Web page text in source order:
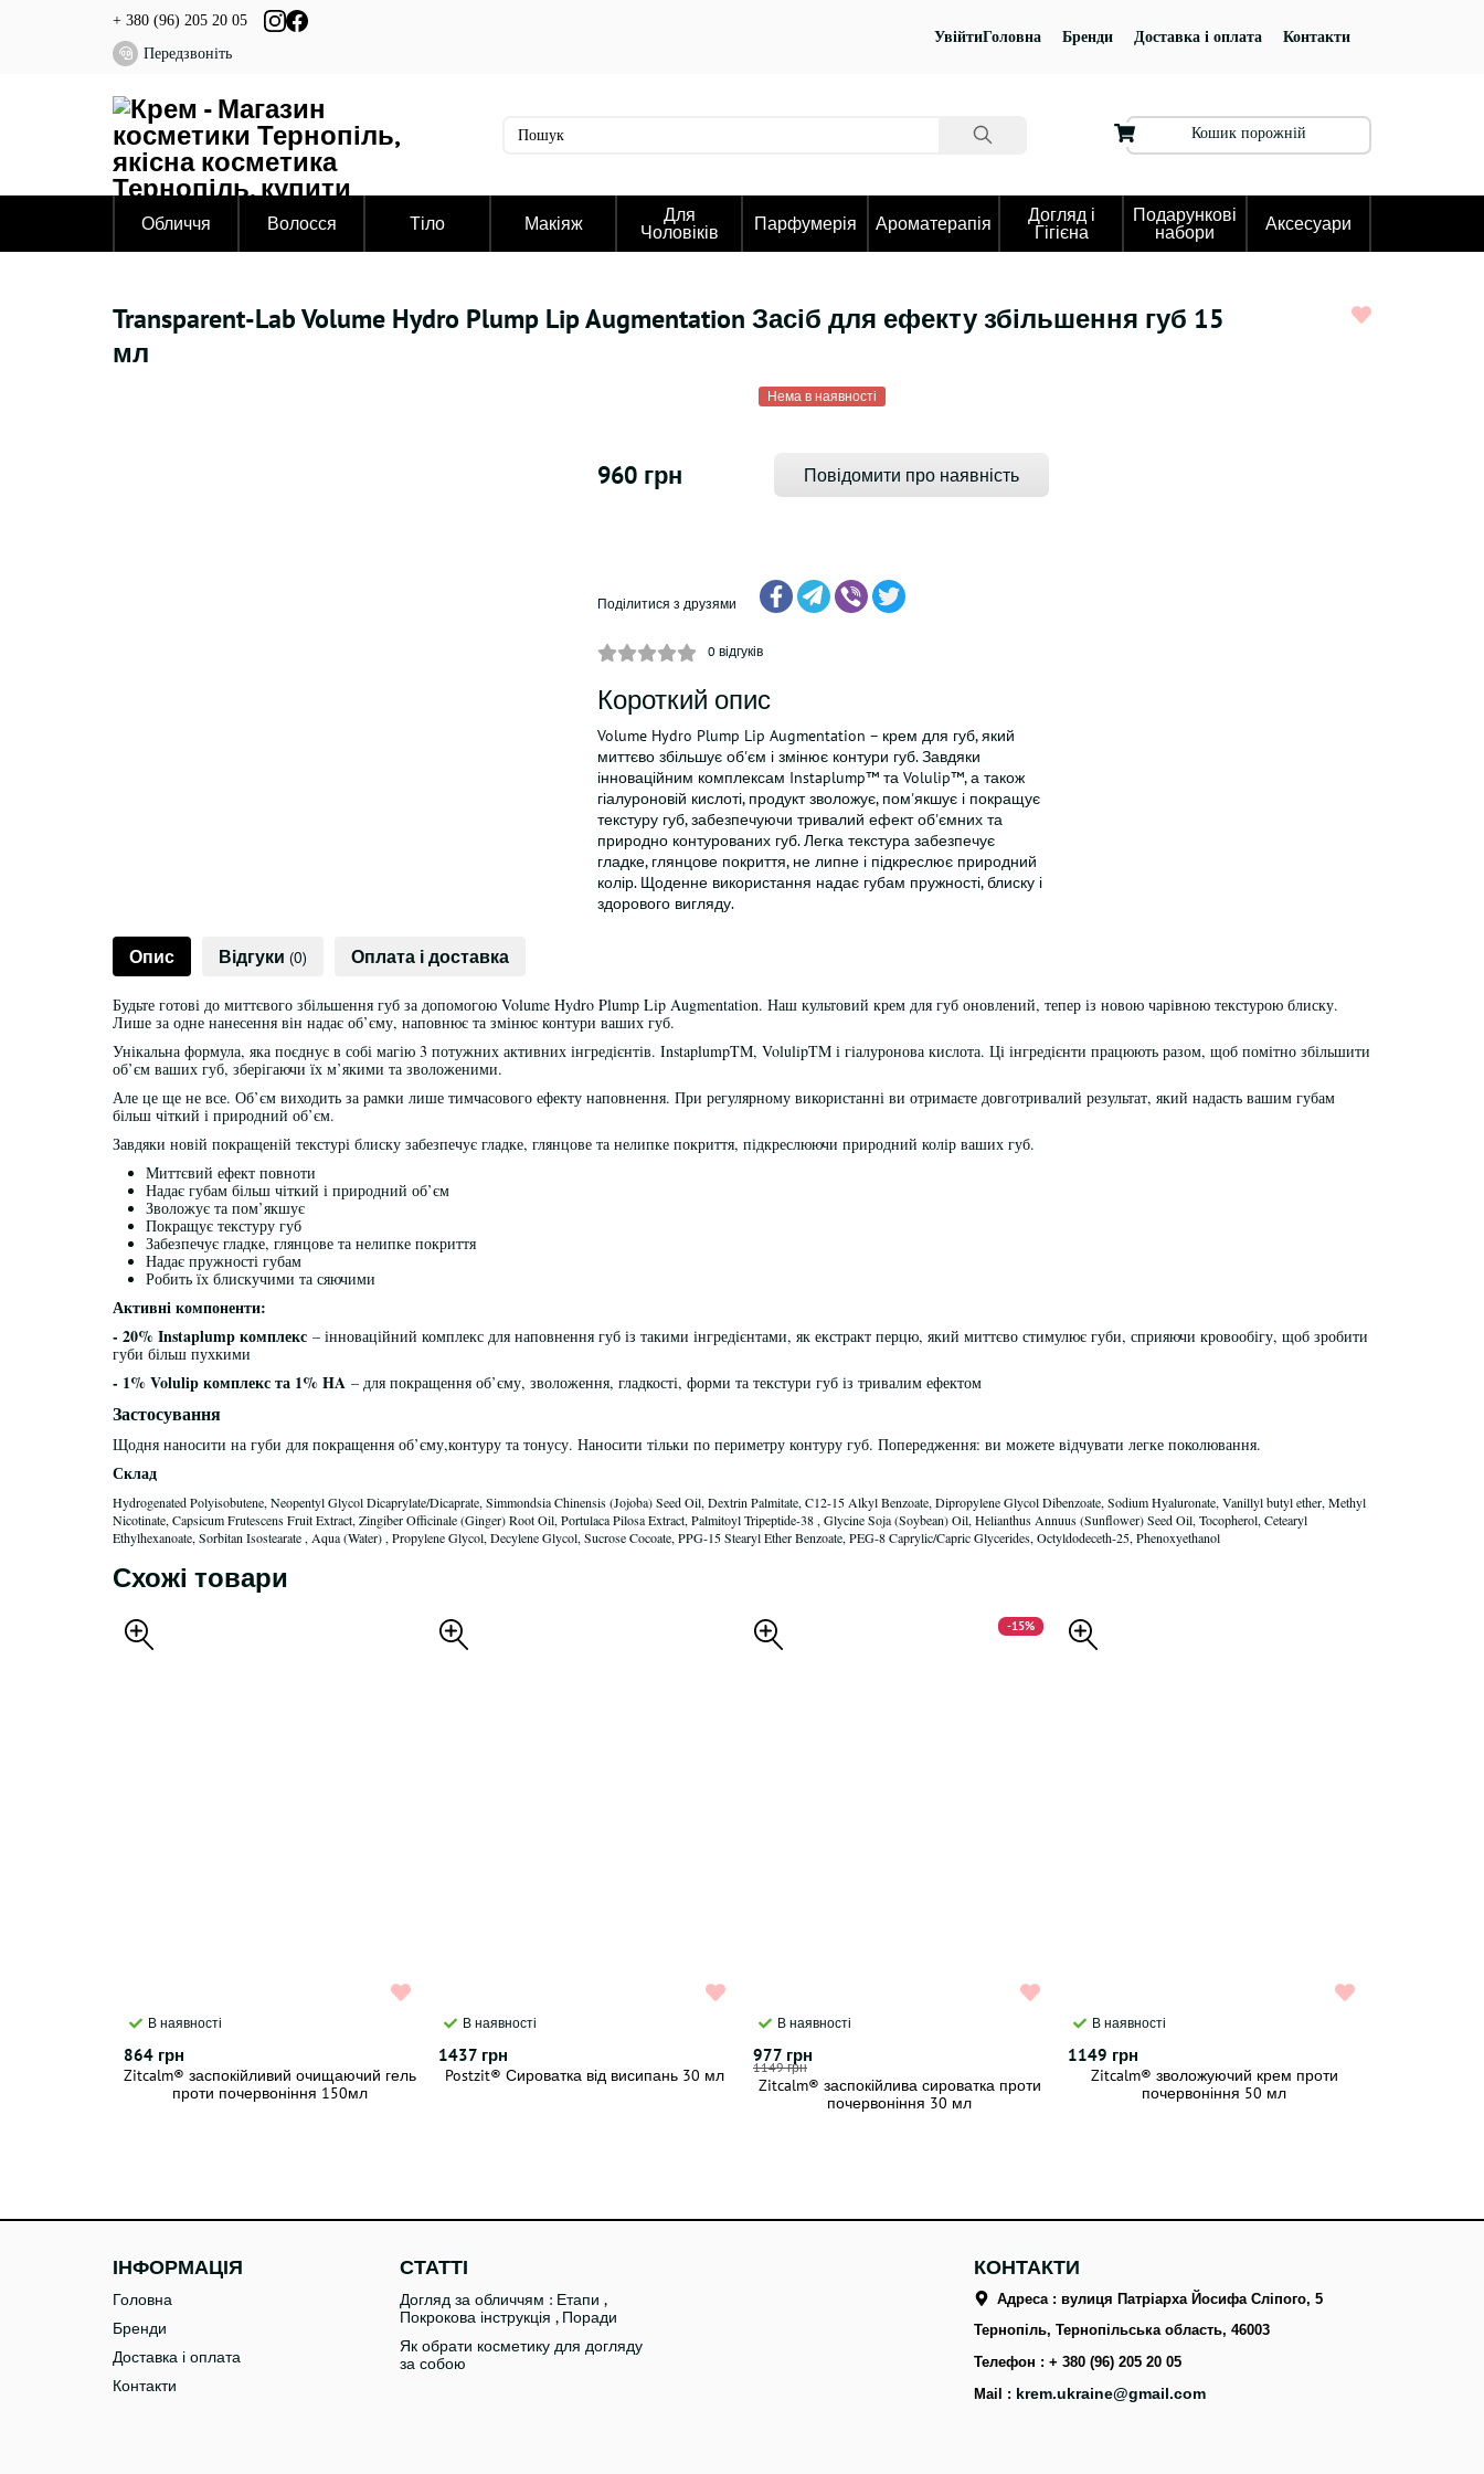
+ 380 (96) 205 20 05
Передзвоніть
УвійтиГоловна Бренди Доставка і оплата Контакти
Кошик порожній
Обличчя Волосся Тіло Макіяж
Для
Чоловіків
Парфумерія Ароматерапія
Догляд і
Гігієна
Подарункові
набори
Аксесуари
Transparent-Lab Volume Hydro Plump Lip Augmentation Засіб для ефекту збільшення губ 15
мл
Нема в наявності
960 грн Повідомити про наявність
Поділитися з друзями
0 відгуків
Короткий опис
Volume Hydro Plump Lip Augmentation – крем для губ, який
миттєво збільшує об'єм і змінює контури губ. Завдяки
інноваційним комплексам Instaplump™ та Volulip™, а також
гіалуроновій кислоті, продукт зволожує, пом'якшує і покращує
текстуру губ, забезпечуючи тривалий ефект об'ємних та
природно контурованих губ. Легка текстура забезпечує
гладке, глянцове покриття, не липне і підкреслює природний
колір. Щоденне використання надає губам пружності, блиску і
здорового вигляду.
Опис Відгуки (0) Оплата і доставка
Будьте готові до миттєвого збільшення губ за допомогою Volume Hydro Plump Lip Augmentation. Наш культовий крем для губ оновлений, тепер із новою чарівною текстурою блиску.
Лише за одне нанесення він надає об’єму, наповнює та змінює контури ваших губ.
Унікальна формула, яка поєднує в собі магію 3 потужних активних інгредієнтів. InstaplumpTM, VolulipTM і гіалуронова кислота. Ці інгредієнти працюють разом, щоб помітно збільшити
об’єм ваших губ, зберігаючи їх м’якими та зволоженими.
Але це ще не все. Об’єм виходить за рамки лише тимчасового ефекту наповнення. При регулярному використанні ви отримаєте довготривалий результат, який надасть вашим губам
більш чіткий і природний об’єм.
Завдяки новій покращеній текстурі блиску забезпечує гладке, глянцове та нелипке покриття, підкреслюючи природний колір ваших губ.
Миттєвий ефект повноти
Надає губам більш чіткий і природний об’єм
Зволожує та пом’якшує
Покращує текстуру губ
Забезпечує гладке, глянцове та нелипке покриття
Надає пружності губам
Робить їх блискучими та сяючими
Активні компоненти:
- 20% Instaplump комплекс – інноваційний комплекс для наповнення губ із такими інгредієнтами, як екстракт перцю, який миттєво стимулює губи, сприяючи кровообігу, щоб зробити
губи більш пухкими
- 1% Volulip комплекс та 1% HA – для покращення об’єму, зволоження, гладкості, форми та текстури губ із тривалим ефектом
Застосування
Щодня наносити на губи для покращення об’єму,контуру та тонусу. Наносити тільки по периметру контуру губ. Попередження: ви можете відчувати легке поколювання.
Склад
Hydrogenated Polyisobutene, Neopentyl Glycol Dicaprylate/Dicaprate, Simmondsia Chinensis (Jojoba) Seed Oil, Dextrin Palmitate, C12-15 Alkyl Benzoate, Dipropylene Glycol Dibenzoate, Sodium Hyaluronate, Vanillyl butyl ether, Methyl
Nicotinate, Capsicum Frutescens Fruit Extract, Zingiber Officinale (Ginger) Root Oil, Portulaca Pilosa Extract, Palmitoyl Tripeptide-38 , Glycine Soja (Soybean) Oil, Helianthus Annuus (Sunflower) Seed Oil, Tocopherol, Cetearyl
Ethylhexanoate, Sorbitan Isostearate , Aqua (Water) , Propylene Glycol, Decylene Glycol, Sucrose Cocoate, PPG-15 Stearyl Ether Benzoate, PEG-8 Caprylic/Capric Glycerides, Octyldodeceth-25, Phenoxyethanol
Схожі товари
В наявності
864 грн
Zitcalm® заспокійливий очищаючий гель
проти почервоніння 150мл
В наявності
1437 грн
Postzit® Сироватка від висипань 30 мл
-15%
В наявності
977 грн
1149 грн
Zitcalm® заспокійлива сироватка проти
почервоніння 30 мл
В наявності
1149 грн
Zitcalm® зволожуючий крем проти
почервоніння 50 мл
ІНФОРМАЦІЯ
Головна
Бренди
Доставка і оплата
Контакти
СТАТТІ
Догляд за обличчям : Етапи ,
Покрокова інструкція , Поради
Як обрати косметику для догляду
за собою
КОНТАКТИ
Адреса : вулиця Патріарха Йосифа Сліпого, 5
Тернопіль, Тернопільська область, 46003
Телефон : + 380 (96) 205 20 05
Mail : krem.ukraine@gmail.com